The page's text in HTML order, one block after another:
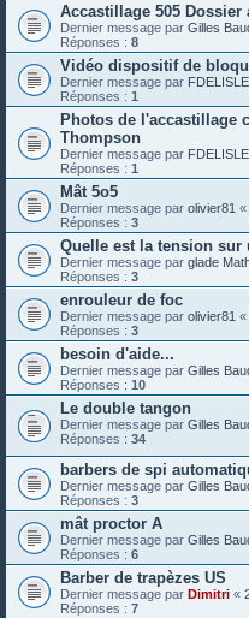
Accastillage 505 Dossier
Dernier message par Gilles
Réponses : 8
Vidéo dispositif de
Dernier message par FDELISLE
Réponses : 1
Photos de l'accastillage
Thompson
Dernier message par FDELISLE
Réponses : 1
Mât 5o5
Dernier message par olivier81 «
Réponses : 3
Quelle est la tension sur
Dernier message par glade
Réponses : 3
enrouleur de foc
Dernier message par olivier81 «
Réponses : 3
besoin d'aide...
Dernier message par Gilles
Réponses : 10
Le double tangon
Dernier message par Gilles
Réponses : 34
barbers de spi
Dernier message par Gilles
Réponses : 3
mât proctor A
Dernier message par Gilles
Réponses : 6
Barber de trapèzes US
Dernier message par Dimitri «
Réponses : 7